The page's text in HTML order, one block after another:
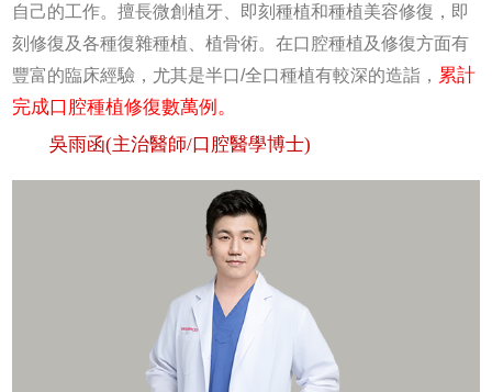
自己的工作。擅長微創植牙、即刻種植和種植美容修復，即
刻修復及各種復雜種植、植骨術。在口腔種植及修復方面有
豐富的臨床經驗，尤其是半口/全口種植有較深的造詣， 累計
完成口腔種植修復數萬例。
吳雨函(主治醫師/口腔醫學博士)